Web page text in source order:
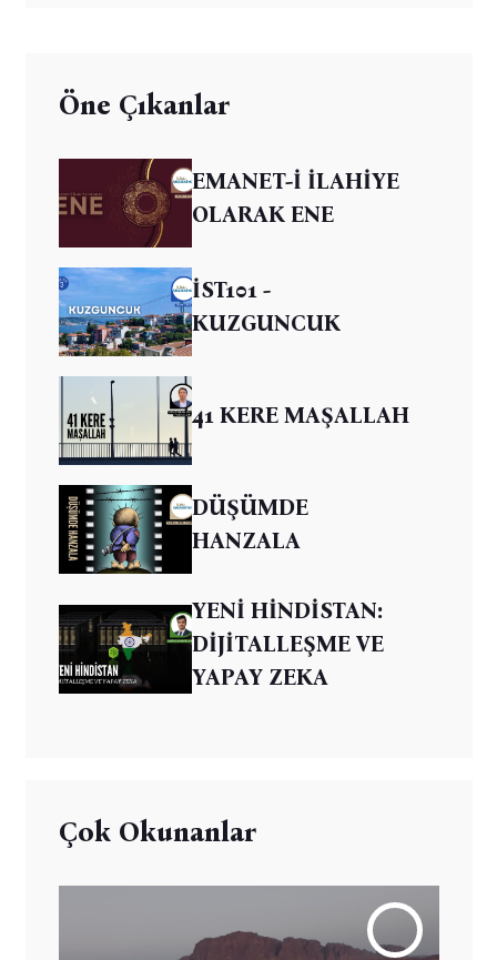
Öne Çıkanlar
EMANET-İ İLAHİYE
OLARAK ENE
İST101 -
KUZGUNCUK
41 KERE MAŞALLAH
DÜŞÜMDE
HANZALA
YENİ HİNDİSTAN:
DİJİTALLEŞME VE
YAPAY ZEKA
Çok Okunanlar